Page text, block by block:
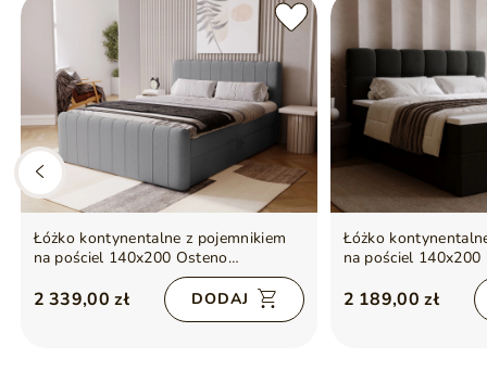
Łóżko kontynentalne z pojemnikiem
na pościel 140x200 Osteno
2 339,00 zł DODAJ
Łóżko
na pościel 140x200
2 189,00 zł